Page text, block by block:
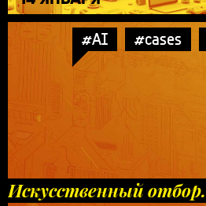
#AI #cases
Искусственный